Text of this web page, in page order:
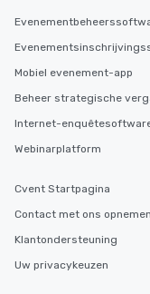
Mobiel evenement-app
Beheer strategische
Internet-
Webinarplatform
Cvent Startpagina
Contact met ons opnemen
Klantondersteuning
Uw privacykeuzen